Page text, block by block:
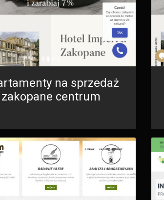
na sprzedaż
zakopane centrum